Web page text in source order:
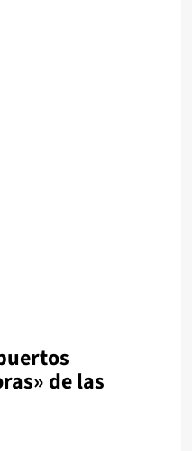
de las